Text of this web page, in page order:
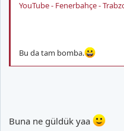
YouTube - Fenerbahçe -
Bu da tam bomba.
Buna ne güldük yaa